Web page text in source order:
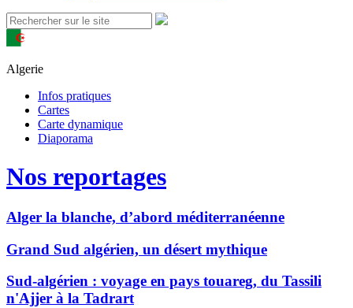
Algerie
Infos pratiques
Cartes
Carte dynamique
Diaporama
Nos reportages
Alger la blanche, d’abord méditerranéenne
Grand Sud algérien, un désert mythique
Sud-algérien : voyage en pays touareg, du Tassili
n'Ajjer à la Tadrart